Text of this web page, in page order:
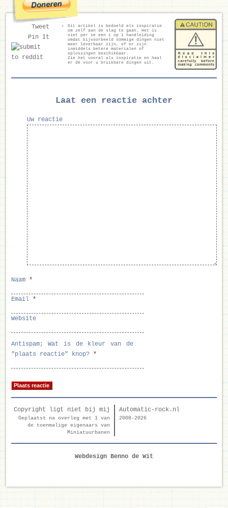
Tweet
Pin It
Dit artikel is bedoeld als inspiratie
om zelf aan de slag te gaan. Het is
niet per se een 1 op 1 handleiding
omdat bijvoorbeeld sommige dingen niet
meer leverbaar zijn, of er zijn
inmiddels betere materialen of
oplossingen beschikbaar.
Zie het vooral als inspiratie en haal
er de voor u bruikbare dingen uit.
Laat een reactie achter
Uw reactie
Naam *
Email *
Website
Antispam; Wat is de kleur van de
"plaats reactie" knop? *
Copyright ligt niet bij mij
Geplaatst na overleg met 1 van
de toenmalige eigenaars van
Miniatuurbanen
Automatic-rock.nl
2008-2026
Webdesign Benno de Wit